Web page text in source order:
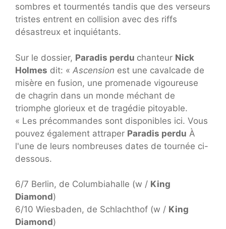
sombres et tourmentés tandis que des verseurs
tristes entrent en collision avec des riffs
désastreux et inquiétants.
Sur le dossier, Paradis perdu chanteur Nick
Holmes dit: « Ascension est une cavalcade de
misère en fusion, une promenade vigoureuse
de chagrin dans un monde méchant de
triomphe glorieux et de tragédie pitoyable.
« Les précommandes sont disponibles ici. Vous
pouvez également attraper Paradis perdu À
l'une de leurs nombreuses dates de tournée ci-
dessous.
6/7 Berlin, de Columbiahalle (w / King
Diamond)
6/10 Wiesbaden, de Schlachthof (w / King
Diamond)